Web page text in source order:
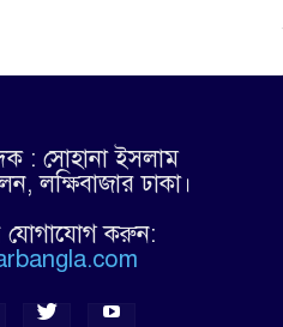
: সোহানা ইসলাম
লক্ষিবাজার ঢাকা।
যোগাযোগ করুন: